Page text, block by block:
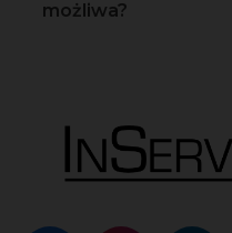
możliwa?